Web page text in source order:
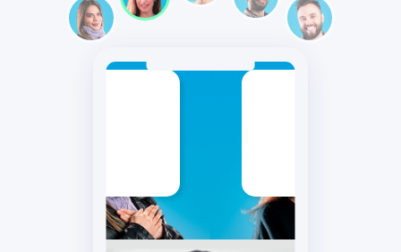
Consultor/a de